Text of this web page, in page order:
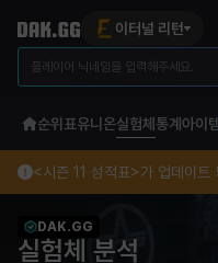
이터널 리턴
순위표유니온실험체 통계 아이템
<시즌 11 성적표>가 업데이트
DAK.GG
실험체 분석